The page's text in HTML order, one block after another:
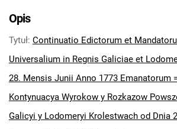
Opis
Tytuł: Continuatio Edictorum et
Universalium in Regnis Galiciae et
28. Mensis Junii Anno 1773 Emanatorum
Kontynuacya Wyrokow y Rozkazow
Galicyi y Lodomeryi Krolestwach od Dnia